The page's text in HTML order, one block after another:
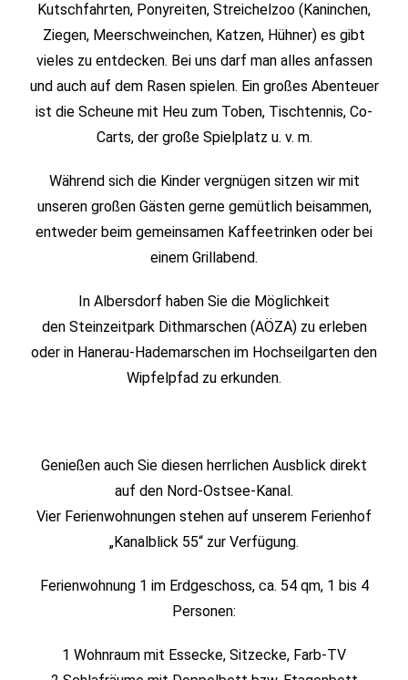
Kutschfahrten, Ponyreiten, Streichelzoo (Kaninchen,
Ziegen, Meerschweinchen, Katzen, Hühner) es gibt
vieles zu entdecken. Bei uns darf man alles anfassen
und auch auf dem Rasen spielen. Ein großes Abenteuer
ist die Scheune mit Heu zum Toben, Tischtennis, Co-
Carts, der große Spielplatz u. v. m.
Während sich die Kinder vergnügen sitzen wir mit
unseren großen Gästen gerne gemütlich beisammen,
entweder beim gemeinsamen Kaffeetrinken oder bei
einem Grillabend.
In Albersdorf haben Sie die Möglichkeit
den Steinzeitpark Dithmarschen (AÖZA) zu erleben
oder in Hanerau-Hademarschen im Hochseilgarten den
Wipfelpfad zu erkunden.
Genießen auch Sie diesen herrlichen Ausblick direkt
auf den Nord-Ostsee-Kanal.
Vier Ferienwohnungen stehen auf unserem Ferienhof
„Kanalblick 55“ zur Verfügung.
Ferienwohnung 1 im Erdgeschoss, ca. 54 qm, 1 bis 4
Personen:
1 Wohnraum mit Essecke, Sitzecke, Farb-TV